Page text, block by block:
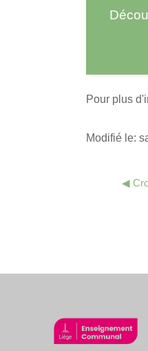
Pour plus
Modifié le:
◀︎